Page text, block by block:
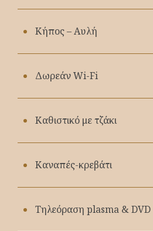
Κήπος – Aυλή
Δωρεάν Wi-Fi
Καθιστικό με τζάκι
Καναπές-κρεβάτι
Τηλεόραση plasma & DVD